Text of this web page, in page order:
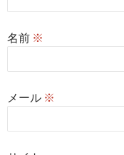
名前 ※
メール ※